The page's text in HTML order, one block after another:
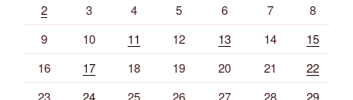
2
3 4 5 6 7
8
9
10 11 12 13 14
15
16
17 18 19 20 21
22
23
24 25 26 27 28
29